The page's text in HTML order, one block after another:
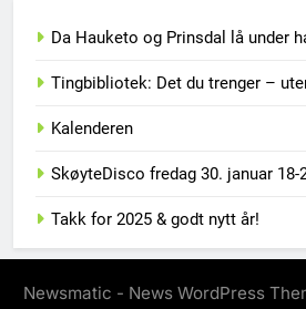
Da Hauketo og Prinsdal lå under
Tingbibliotek: Det du trenger –
Kalenderen
SkøyteDisco fredag 30. januar 18-
Takk for 2025 & godt nytt år!
Newsmatic - News WordPress